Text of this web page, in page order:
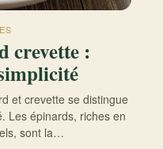
crevette :
et crevette se distingue
Les épinards, riches en
sont la…